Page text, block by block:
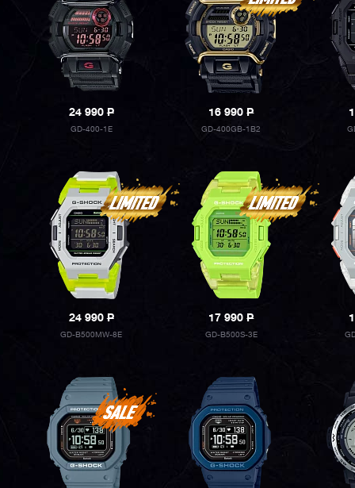
24 990P
GD-400-1E
16 990P
GD-400GB-1B2
24 990P
GD-B500MW-8E
17 990P
GD-B500S-3E